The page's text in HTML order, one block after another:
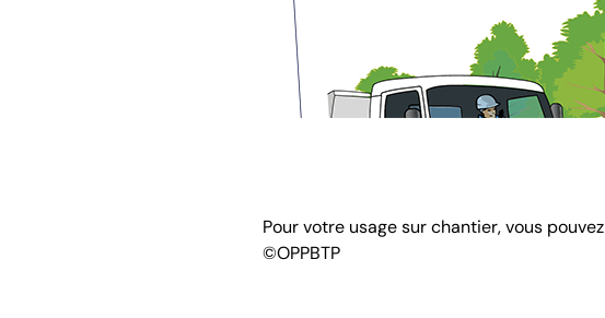
Pour votre usage sur chantier, vous pouvez
©OPPBTP